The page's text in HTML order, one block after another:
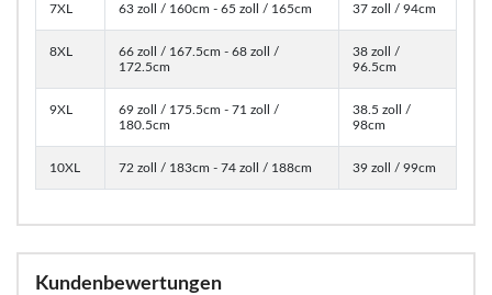
7XL 63 zoll / 160cm - 65 zoll / 165cm 37 zoll / 94cm
8XL
66 zoll / 167.5cm - 68 zoll /
172.5cm
38 zoll /
96.5cm
9XL
69 zoll / 175.5cm - 71 zoll /
180.5cm
38.5 zoll /
98cm
10XL 72 zoll / 183cm - 74 zoll / 188cm 39 zoll / 99cm
Kundenbewertungen